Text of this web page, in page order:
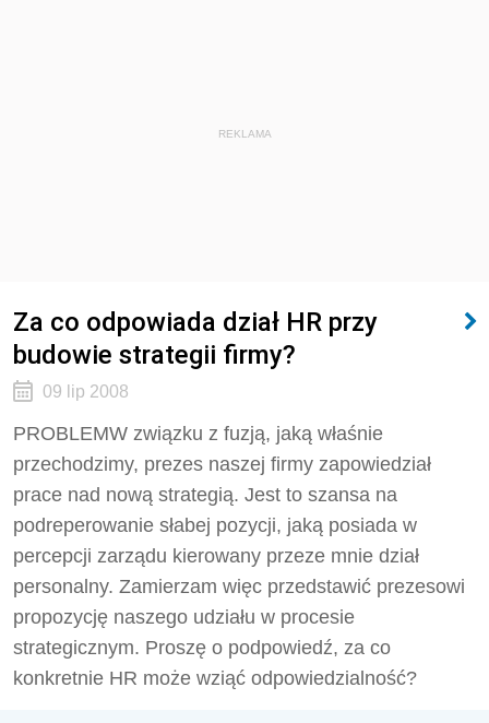
REKLAMA
Za co odpowiada dział HR przy
budowie strategii firmy?
09 lip 2008
PROBLEMW związku z fuzją, jaką właśnie
przechodzimy, prezes naszej firmy zapowiedział
prace nad nową strategią. Jest to szansa na
podreperowanie słabej pozycji, jaką posiada w
percepcji zarządu kierowany przeze mnie dział
personalny. Zamierzam więc przedstawić prezesowi
propozycję naszego udziału w procesie
strategicznym. Proszę o podpowiedź, za co
konkretnie HR może wziąć odpowiedzialność?